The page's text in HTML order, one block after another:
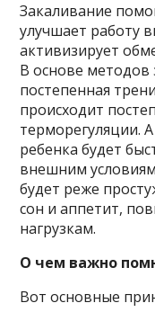
Закаливание
улучшает работу
активизирует
В основе методов
постепенная
происходит
терморегуляции.
ребенка будет
внешним
будет реже
сон и аппетит,
нагрузкам.
О чем важно
Вот основные